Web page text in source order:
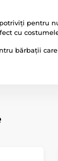
pentru
cu
bărbații